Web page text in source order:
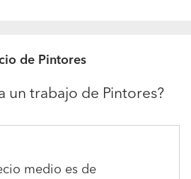
de Pintores
un trabajo de Pintores?
medio es de